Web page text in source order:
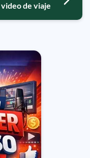
de viaje